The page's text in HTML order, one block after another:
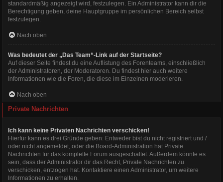
standardmäßig angezeigt wird, festzulegen. Ein Administrator kann dir die
Berechtigung geben, deine Hauptgruppe im persönlichen Bereich selbst
festzulegen.
Nach oben
Was bedeutet der „Das Team“-Link auf der Startseite?
Auf dieser Seite findest du eine Auflistung des Forenteams, einschließlich
der Administratoren, der Moderatoren. Du findest hier auch weitere
Informationen wie die Foren, die diese im Einzelnen moderieren.
Nach oben
Private Nachrichten
Ich kann keine Privaten Nachrichten verschicken!
Hierfür kann es drei Gründe geben: Entweder bist du nicht registriert und /
oder nicht angemeldet, oder die Board-Administration hat Private
Nachrichten für das komplette Forum ausgeschaltet. Außerdem könnte es
sein, dass der Administrator dir das Recht, Private Nachrichten zu
verschicken, entzogen hat. Kontaktiere einen Administrator, um weitere
Informationen zu erhalten.